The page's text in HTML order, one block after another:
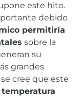
este hito.
debido
permitiría
sobre la
su
grandes
cree que este